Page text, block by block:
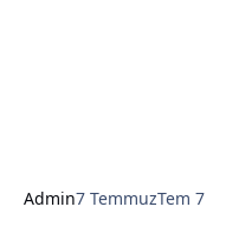
Admin7 TemmuzTem 7